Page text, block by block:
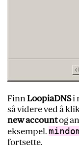
FinnLoopiaDNSi
så videre ved å
new accountog
eksempel.
fortsette.